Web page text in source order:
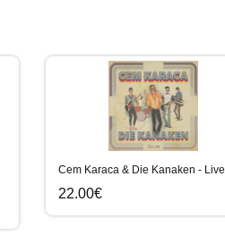
Cem Karaca & Die Kanaken - Live
22.00€